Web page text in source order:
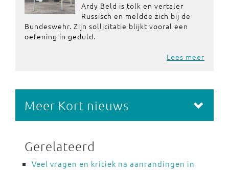
Ardy Beld is tolk en vertaler
Russisch en meldde zich bij de
Bundeswehr. Zijn sollicitatie blijkt vooral een
oefening in geduld.
Lees meer
Meer Kort nieuws
Gerelateerd
Veel vragen en kritiek na aanrandingen in